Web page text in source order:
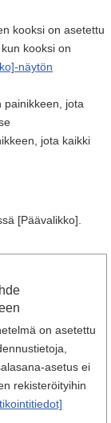
kooksi on asetettu
kooksi on
näytön
painikkeen, jota
jota kaikki
[Päävalikko].
on asetettu
asetus ei
rekisteröityihin